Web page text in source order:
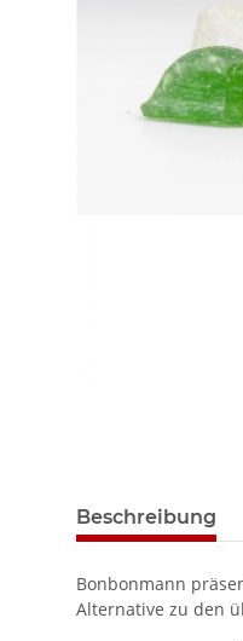
Beschreibung
Bonbonmann
Alternative zu den